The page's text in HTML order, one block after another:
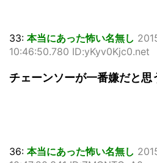
33: 本当にあった怖い名無し
10:46:50.780 ID:yKyv0Kjc0.net
チェーンソーが一番嫌だと思
36: 本当にあった怖い名無し